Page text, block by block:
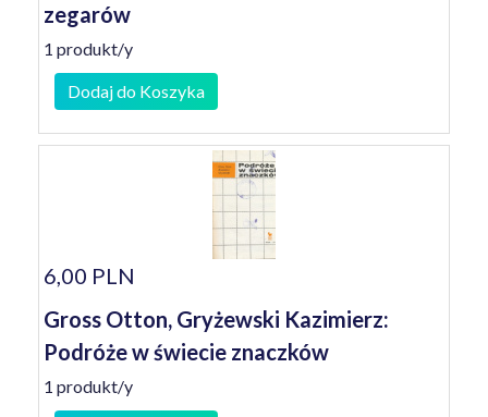
zegarów
1 produkt/y
Dodaj do Koszyka
6,00 PLN
Gross Otton, Gryżewski Kazimierz:
Podróże w świecie znaczków
1 produkt/y